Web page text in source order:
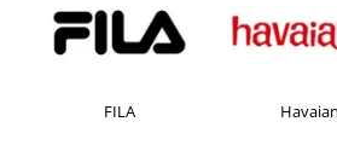
FILA Havaianas